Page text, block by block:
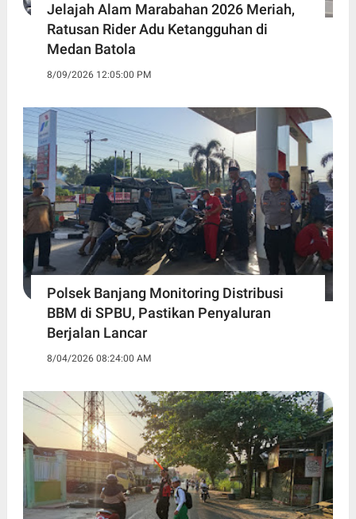
Jelajah Alam Marabahan 2026 Meriah,
Ratusan Rider Adu Ketangguhan di
Medan Batola
8/09/2026 12:05:00 PM
Polsek Banjang Monitoring Distribusi
BBM di SPBU, Pastikan Penyaluran
Berjalan Lancar
8/04/2026 08:24:00 AM